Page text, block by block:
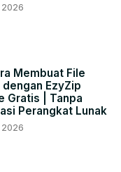
2026
Membuat File
EzyZip
Gratis | Tanpa
Perangkat Lunak
2026